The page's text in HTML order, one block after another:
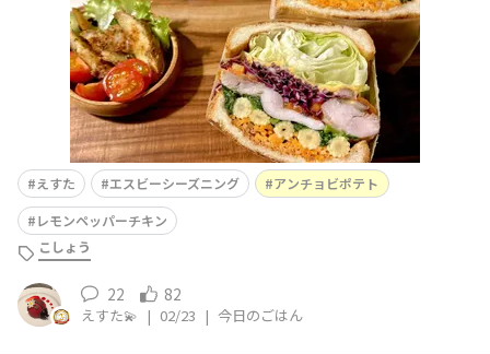
い！🤤と。&nb
えすた エスビーシーズニング
アンチョビポテト
レモンペッパーチキン
こしょう
22 82
えすた💫 | 02/23 | 今日のごはん